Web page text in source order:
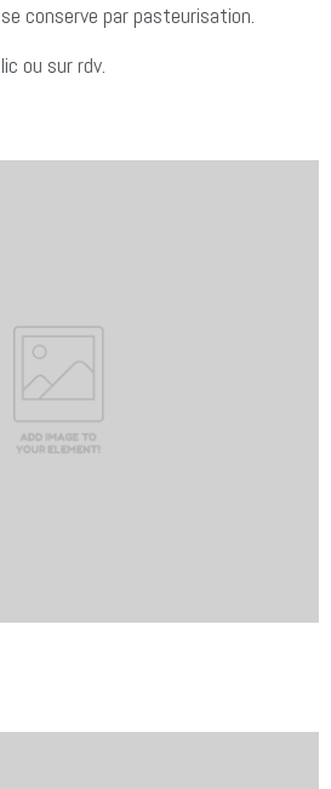
conserve par pasteurisation.
ou sur rdv.